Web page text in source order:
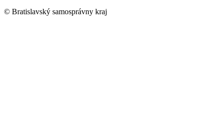
© Bratislavský samosprávny kraj